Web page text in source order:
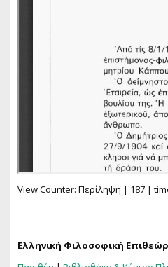
View Counter: Περίληψη | 187 |
Ελληνική Φιλοσοφική